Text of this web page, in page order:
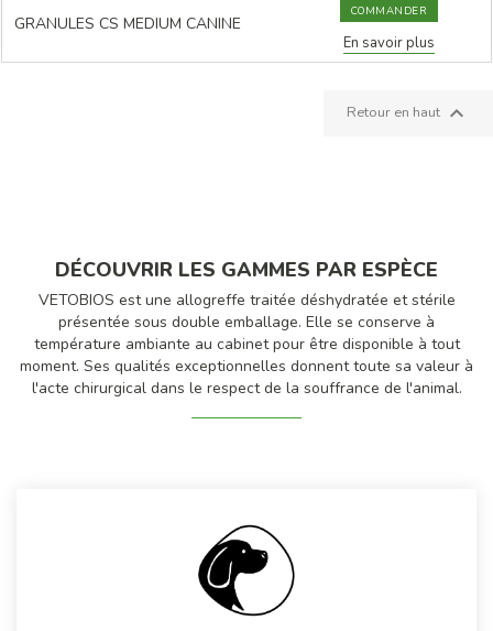
GRANULES CS MEDIUM CANINE
COMMANDER
En savoir plus
Retour en haut 
DÉCOUVRIR LES GAMMES PAR ESPÈCE
VETOBIOS est une allogreffe traitée déshydratée et stérile
présentée sous double emballage. Elle se conserve à
température ambiante au cabinet pour être disponible à tout
moment. Ses qualités exceptionnelles donnent toute sa valeur à
l'acte chirurgical dans le respect de la souffrance de l'animal.